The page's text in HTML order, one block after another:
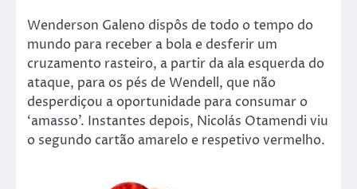
Wenderson Galeno dispôs de todo o tempo do
mundo para receber a bola e desferir um
cruzamento rasteiro, a partir da ala esquerda do
ataque, para os pés de Wendell, que não
desperdiçou a oportunidade para consumar o
‘amasso’. Instantes depois, Nicolás Otamendi viu
o segundo cartão amarelo e respetivo vermelho.